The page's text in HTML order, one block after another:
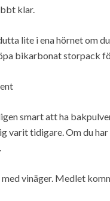
klar.
lite i ena hörnet om
bikarbonat storpack
smart att ha
varit tidigare. Om du
vinäger. Medlet